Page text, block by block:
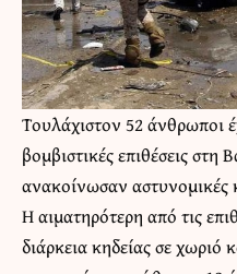
Τουλάχιστον 52 άνθρωποι
βομβιστικές επιθέσεις
ανακοίνωσαν αστυνομικές
Η αιματηρότερη από τις
διάρκεια κηδείας σε